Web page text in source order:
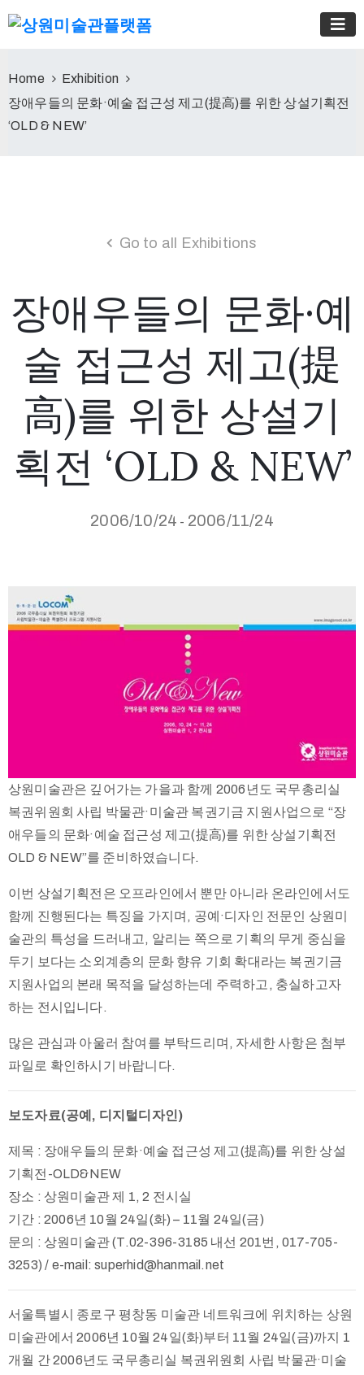
Home
Exhibition
장애우들의 문화·예술 접근성 제고(提高)를 위한 상설기획전
‘OLD & NEW’
Go to all Exhibitions
장애우들의 문화·예
술 접근성 제고(提
高)를 위한 상설기
획전 ‘OLD & NEW’
2006/10/24 - 2006/11/24
상원미술관은 깊어가는 가을과 함께 2006년도 국무총리실
복권위원회 사립 박물관·미술관 복권기금 지원사업으로 “장
애우들의 문화·예술 접근성 제고(提高)를 위한 상설기획전
OLD & NEW”를 준비하였습니다.
이번 상설기획전은 오프라인에서 뿐만 아니라 온라인에서도
함께 진행된다는 특징을 가지며, 공예·디자인 전문인 상원미
술관의 특성을 드러내고, 알리는 쪽으로 기획의 무게 중심을
두기 보다는 소외계층의 문화 향유 기회 확대라는 복권기금
지원사업의 본래 목적을 달성하는데 주력하고, 충실하고자
하는 전시입니다.
많은 관심과 아울러 참여를 부탁드리며, 자세한 사항은 첨부
파일로 확인하시기 바랍니다.
보도자료(공예, 디지털디자인)
제목 : 장애우들의 문화·예술 접근성 제고(提高)를 위한 상설
기획전-OLD&NEW
장소 : 상원미술관 제 1, 2 전시실
기간 : 2006년 10월 24일(화) – 11월 24일(금)
문의 : 상원미술관 (T.02-396-3185 내선 201번, 017-705-
3253) / e-mail: superhid@hanmail.net
서울특별시 종로구 평창동 미술관 네트워크에 위치하는 상원
미술관에서 2006년 10월 24일(화)부터 11월 24일(금)까지 1
개월 간 2006년도 국무총리실 복권위원회 사립 박물관·미술